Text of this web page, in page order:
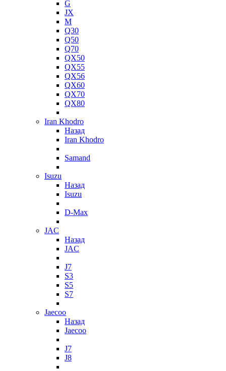
G
JX
M
Q30
Q50
Q70
QX50
QX55
QX56
QX60
QX70
QX80
Iran Khodro
Назад
Iran Khodro
Samand
Isuzu
Назад
Isuzu
D-Max
JAC
Назад
JAC
J7
S3
S5
S7
Jaecoo
Назад
Jaecoo
J7
J8